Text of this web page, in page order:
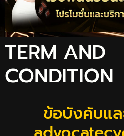
TERM AND
CONDITION
ข้อบังคับแล